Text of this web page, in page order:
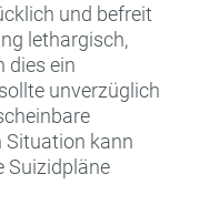
und befreit
lethargisch,
dies ein
unverzüglich
Situation kann
Suizidpläne